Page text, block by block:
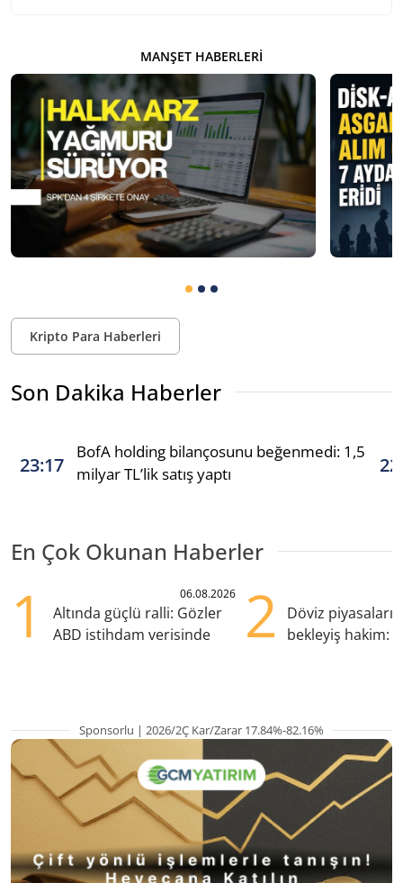
MANŞET HABERLERI
Kripto Para Haberleri
Son Dakika Haberler
23:17
BofA holding bilançosunu beğenmedi: 1,5
milyar TL’lik satış yaptı
En Çok Okunan Haberler
1 06.08.2026
Altında güçlü ralli: Gözler
ABD istihdam verisinde
2
Döviz
bekleyiş hakim:
Sponsorlu | 2026/2Ç Kar/Zarar 17.84%-82.16%